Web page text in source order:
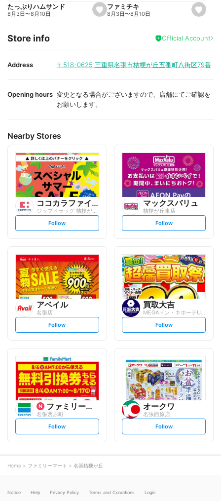
e
e
s
e
i
t
たっぷりハムサンド
8月3日〜8月10日
s
e
a
i
t
ファミチキ
8月3日〜8月10日
Store info Official Account
Address 〒518-0625 三重県名張市桔梗が丘五番町八街区79番
Opening hours 変更となる場合がございますので、店舗にてご確認を
お願いします。
Nearby Stores
ココカラファイン
ジップドラッグ 桔梗が丘店
s
l
o
w
Follow
マックスバリュ
桔梗が丘東店
s
l
o
w
Follow
アベイル
名張店
s
l
o
w
Follow
買取大吉
MEGAドン・キホーテUNY名張店
s
o
w
Follow
ファミリーマート
名張西原町
s
l
o
Follow
オークワ
名張西原店
s
l
Follow
Home ファミリーマート 名張桔梗が丘
Notice Help Privacy Policy Terms and Conditions Login